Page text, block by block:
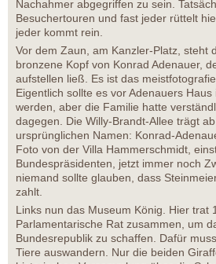
Nachahmer abgegriffen zu sein.
Besuchertouren und fast jeder rüttelt
jeder kommt rein.
Vor dem Zaun, am Kanzler-Platz, steht
bronzene Kopf von Konrad Adenauer,
aufstellen ließ. Es ist das
Eigentlich sollte es vor Adenauers
werden, aber die Familie hatte
dagegen. Die Willy-Brandt-Allee trägt
ursprünglichen Namen: Konrad-
Foto von der Villa Hammerschmidt,
Bundespräsidenten, jetzt immer noch
niemand sollte glauben, dass
zahlt.
Links nun das Museum König. Hier trat
Parlamentarische Rat zusammen, um
Bundesrepublik zu schaffen. Dafür
Tiere auswandern. Nur die beiden